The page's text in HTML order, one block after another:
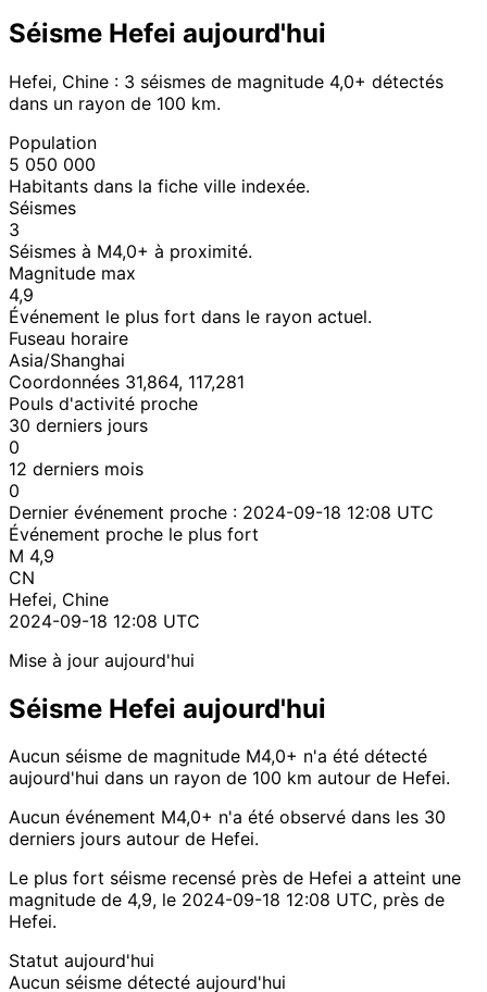
Séisme Hefei aujourd'hui
Hefei, Chine : 3 séismes de magnitude 4,0+ détectés
dans un rayon de 100 km.
Population
5 050 000
Habitants dans la fiche ville indexée.
Séismes
3
Séismes à M4,0+ à proximité.
Magnitude max
4,9
Événement le plus fort dans le rayon actuel.
Fuseau horaire
Asia/Shanghai
Coordonnées 31,864, 117,281
Pouls d'activité proche
30 derniers jours
0
12 derniers mois
0
Dernier événement proche : 2024-09-18 12:08 UTC
Événement proche le plus fort
M 4,9
CN
Hefei, Chine
2024-09-18 12:08 UTC
Mise à jour aujourd'hui
Séisme Hefei aujourd'hui
Aucun séisme de magnitude M4,0+ n'a été détecté
aujourd'hui dans un rayon de 100 km autour de Hefei.
Aucun événement M4,0+ n'a été observé dans les 30
derniers jours autour de Hefei.
Le plus fort séisme recensé près de Hefei a atteint une
magnitude de 4,9, le 2024-09-18 12:08 UTC, près de
Hefei.
Statut aujourd'hui
Aucun séisme détecté aujourd'hui